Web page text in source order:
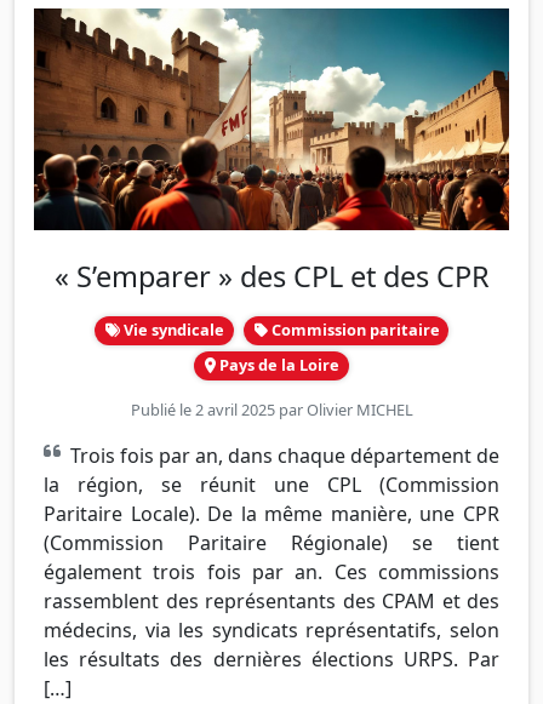
« S’emparer » des CPL et des CPR
Vie syndicale
Commission paritaire
Pays de la Loire
Publié le 2 avril 2025 parOlivier MICHEL
Trois fois par an, dans chaque département de
la région, se réunit une CPL (Commission
Paritaire Locale). De la même manière, une CPR
(Commission Paritaire Régionale) se tient
également trois fois par an. Ces commissions
rassemblent des représentants des CPAM et des
médecins, via les syndicats représentatifs, selon
les résultats des dernières élections URPS. Par
[…]